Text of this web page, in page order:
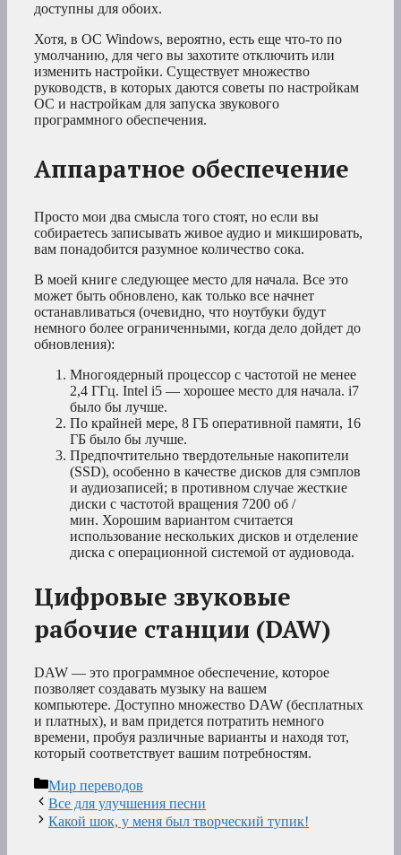
доступны для обоих.
Хотя, в ОС Windows, вероятно, есть еще что-то по
умолчанию, для чего вы захотите отключить или
изменить настройки. Существует множество
руководств, в которых даются советы по настройкам
ОС и настройкам для запуска звукового
программного обеспечения.
Аппаратное обеспечение
Просто мои два смысла того стоят, но если вы
собираетесь записывать живое аудио и микшировать,
вам понадобится разумное количество сока.
В моей книге следующее место для начала. Все это
может быть обновлено, как только все начнет
останавливаться (очевидно, что ноутбуки будут
немного более ограниченными, когда дело дойдет до
обновления):
Многоядерный процессор с частотой не менее
2,4 ГГц. Intel i5 — хорошее место для начала. i7
было бы лучше.
По крайней мере, 8 ГБ оперативной памяти, 16
ГБ было бы лучше.
Предпочтительно твердотельные накопители
(SSD), особенно в качестве дисков для сэмплов
и аудиозаписей; в противном случае жесткие
диски с частотой вращения 7200 об /
мин. Хорошим вариантом считается
использование нескольких дисков и отделение
диска с операционной системой от аудиовода.
Цифровые звуковые
рабочие станции (DAW)
DAW — это программное обеспечение, которое
позволяет создавать музыку на вашем
компьютере. Доступно множество DAW (бесплатных
и платных), и вам придется потратить немного
времени, пробуя различные варианты и находя тот,
который соответствует вашим потребностям.
Рубрики
Мир переводов
Все для улучшения песни
Какой шок, у меня был творческий тупик!